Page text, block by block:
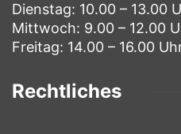
Dienstag: 10.00 – 13.00
Mittwoch: 9.00 – 12.00
Freitag: 14.00 – 16.00
Rechtliches